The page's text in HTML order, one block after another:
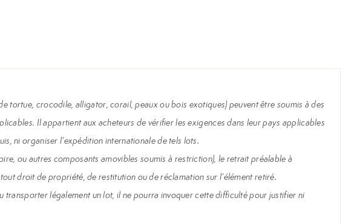
tortue, crocodile, alligator, corail, peaux ou bois exotiques) peuvent être soumis à des
Il appartient aux acheteurs de vérifier les exigences dans leur pays applicables
ni organiser l’expédition internationale de tels lots.
ou autres composants amovibles soumis à restriction), le retrait préalable à
droit de propriété, de restitution ou de réclamation sur l’élément retiré.
transporter légalement un lot, il ne pourra invoquer cette difficulté pour justifier ni